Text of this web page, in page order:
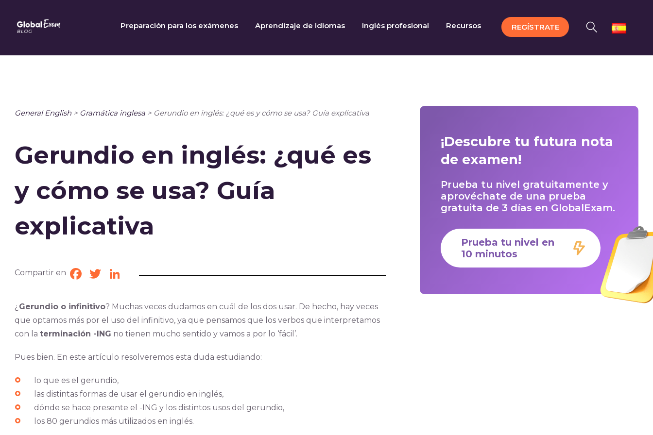
content
Preparación para los exámenes Aprendizaje de idiomas Inglés profesional Recursos REGÍSTRATE
General English > Gramática inglesa > Gerundio en inglés: ¿qué es y cómo se usa? Guía explicativa
Gerundio en inglés: ¿qué es
y cómo se usa? Guía
explicativa
Compartir en Facebook
TwitterLinkedIn
¿ Gerundio o infinitivo? Muchas veces dudamos en cuál de los dos usar. De hecho, hay veces
que optamos más por el uso del infinitivo, ya que pensamos que los verbos que interpretamos
con la terminación -ING no tienen mucho sentido y vamos a por lo ‘fácil’.
Pues bien. En este artículo resolveremos esta duda estudiando:
lo que es el gerundio,
las distintas formas de usar el gerundio en inglés,
dónde se hace presente el -ING y los distintos usos del gerundio,
los 80 gerundios más utilizados en inglés.
¡Descubre tu futura nota
de examen!
Prueba tu nivel gratuitamente y
aprovéchate de una prueba
gratuita de 3 días en GlobalExam.
Prueba tu nivel en
10 minutos